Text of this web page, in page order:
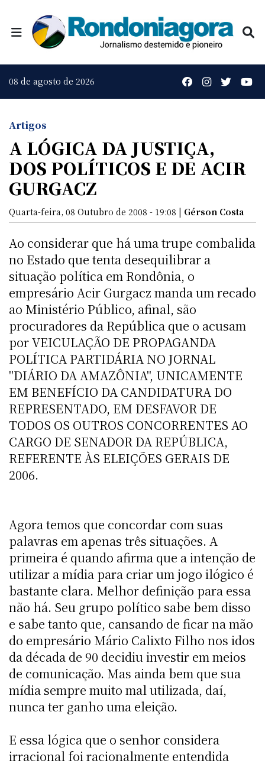
08 de agosto de 2026
Artigos
A LÓGICA DA JUSTIÇA,
DOS POLÍTICOS E DE ACIR
GURGACZ
Quarta-feira, 08 Outubro de 2008 - 19:08 | Gérson Costa
Ao considerar que há uma trupe combalida
no Estado que tenta desequilibrar a
situação política em Rondônia, o
empresário Acir Gurgacz manda um recado
ao Ministério Público, afinal, são
procuradores da República que o acusam
por VEICULAÇÃO DE PROPAGANDA
POLÍTICA PARTIDÁRIA NO JORNAL
"DIÁRIO DA AMAZÔNIA", UNICAMENTE
EM BENEFÍCIO DA CANDIDATURA DO
REPRESENTADO, EM DESFAVOR DE
TODOS OS OUTROS CONCORRENTES AO
CARGO DE SENADOR DA REPÚBLICA,
REFERENTE ÀS ELEIÇÕES GERAIS DE
2006.
Agora temos que concordar com suas
palavras em apenas três situações. A
primeira é quando afirma que a intenção de
utilizar a mídia para criar um jogo ilógico é
bastante clara. Melhor definição para essa
não há. Seu grupo político sabe bem disso
e sabe tanto que, cansando de ficar na mão
do empresário Mário Calixto Filho nos idos
da década de 90 decidiu investir em meios
de comunicação. Mas ainda bem que sua
mídia sempre muito mal utilizada, daí,
nunca ter ganho uma eleição.
E essa lógica que o senhor considera
irracional foi racionalmente entendida